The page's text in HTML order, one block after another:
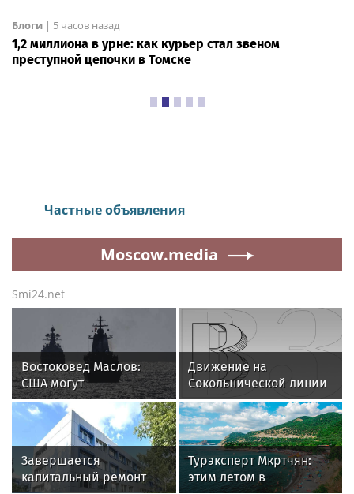
Блоги | 5 часов назад
1,2 миллиона в урне: как курьер стал звеном
преступной цепочки в Томске
Алексея Горшкова
587
Алексей Сёмин
Разработчик ПВВК объясняет, какие эффекты звука на
воду подтверждает наука, а где начинается зона гипотез.
Разговоры о воздействии музыки на воду сегодня
можно услышать повсеместно. От историй о
кристаллах, которые «радуются» классике и
«плачут» от тяжелого рока, до утверждений, что
определенные частоты способны исцелять
буквально на молекулярном уровне. Алексей
Сергеевич Горшков, кандидат технических наук,
разработчик систем ПВВК и академик
Международной Академии Наук Экологии,